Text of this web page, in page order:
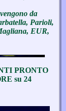
da
Parioli,
EUR,
PRONTO
su 24